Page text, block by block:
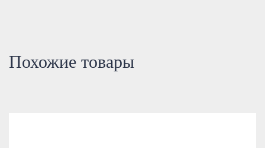
Похожие товары